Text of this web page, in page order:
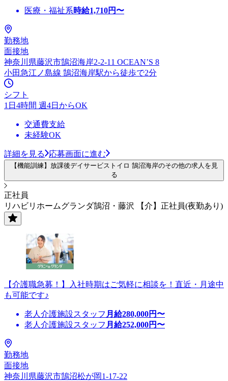
医療・福祉系時給1,710円〜
勤務地
面接地
神奈川県藤沢市鵠沼海岸2-2-11 OCEAN’S 8
小田急江ノ島線 鵠沼海岸駅から徒歩で2分
シフト
1日4時間 週4日からOK
交通費支給
未経験OK
詳細を見る 応募画面に進む
【機能訓練】放課後デイサービストイロ 鵠沼海岸のその他の求人を見
る
正社員
リハビリホームグランダ鵠沼・藤沢 【介】正社員(夜勤あり)
【介護職急募！】入社時期はご気軽に相談を！直近・月途中
も可能です♪
老人介護施設スタッフ 月給280,000円〜
老人介護施設スタッフ 月給252,000円〜
勤務地
面接地
神奈川県藤沢市鵠沼松が岡1-17-22